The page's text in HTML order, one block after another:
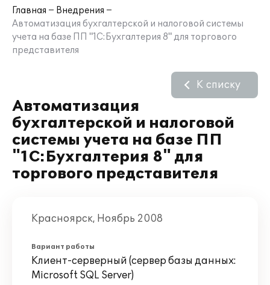
Главная
Внедрения
Автоматизация бухгалтерской и налоговой системы
учета на базе ПП "1С:Бухгалтерия 8" для торгового
представителя
Автоматизация
бухгалтерской и налоговой
системы учета на базе ПП
"1С:Бухгалтерия 8" для
торгового представителя
К списку
Красноярск, Ноябрь 2008
Вариант работы
Клиент-серверный (сервер базы данных:
Microsoft SQL Server)